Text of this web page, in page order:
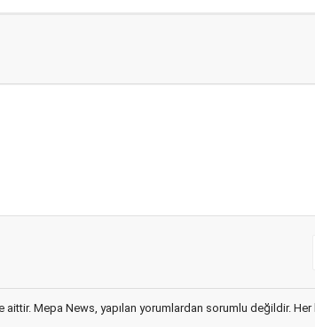
Mepa News, yapılan yorumlardan sorumlu değildir. Her